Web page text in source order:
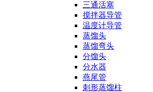
三通活塞
搅拌器导管
温度计导管
蒸馏头
蒸馏弯头
分馏头
分水器
燕尾管
刺形蒸馏柱